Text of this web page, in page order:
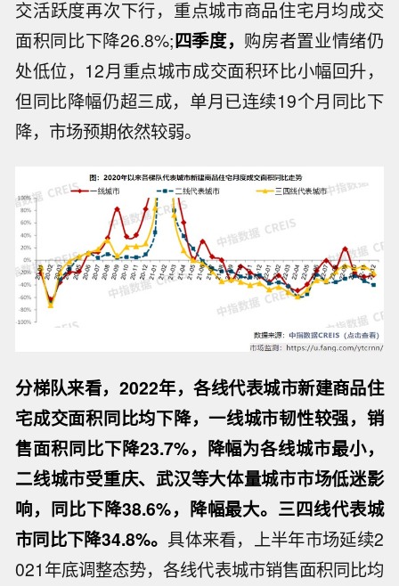
交活跃度再次下行，重点城市商品住宅月均成交
面积同比下降26.8%;四季度， 购房者置业情绪仍
处低位，12月重点城市成交面积环比小幅回升，
但同比降幅仍超三成，单月已连续19个月同比下
降，市场预期依然较弱。
分梯队来看，2022年，各线代表城市新建商品住
宅成交面积同比均下降，一线城市韧性较强，销
售面积同比下降23.7%，降幅为各线城市最小，
二线城市受重庆、武汉等大体量城市市场低迷影
响，同比下降38.6%，降幅最大。三四线代表城
市同比下降34.8%。 具体来看，上半年市场延续2
021年底调整态势，各线代表城市销售面积同比均